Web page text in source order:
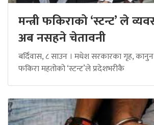
मन्त्री फकिराको ‘स्टन्ट’ ले
अब नसहने चेतावनी
बर्दिवास, ८ साउन । मधेश सरकारका गृह, कानुन
फकिरा महतोको ‘स्टन्ट’ले प्रदेशभरीकै